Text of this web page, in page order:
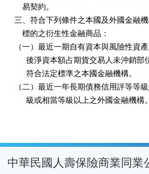
    易契約。
三、符合下列條件之本國及外國金融
    標的之衍生性金融商品：
（一）最近一期自有資本與風險性資
後淨資本額占期貨交易人未沖銷
      符合法定標準之本國金融機構。
（二）最近一年長期債務信用評等等
      級或相當等級以上之外國金融機構。
:::中華民國人壽保險商業同業